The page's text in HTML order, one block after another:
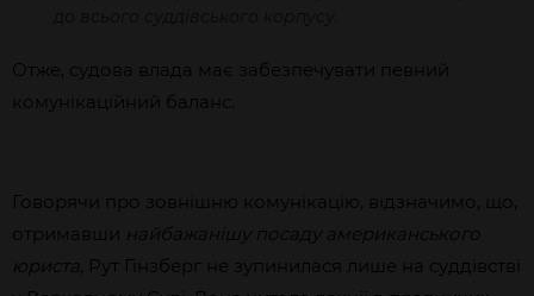
Отже, судова влада має забезпечувати певний
комунікаційний баланс.
Говорячи про зовнішню комунікацію, відзначимо, що,
отримавши найбажанішу посаду американського
юриста , Рут Гінзберг не зупинилася лише на суддівстві